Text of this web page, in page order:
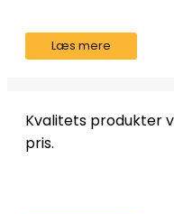
Læs mere
Kvalitets produkter
pris.